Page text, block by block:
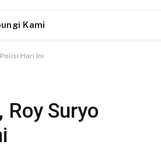
Kami
Hari Ini
Roy Suryo